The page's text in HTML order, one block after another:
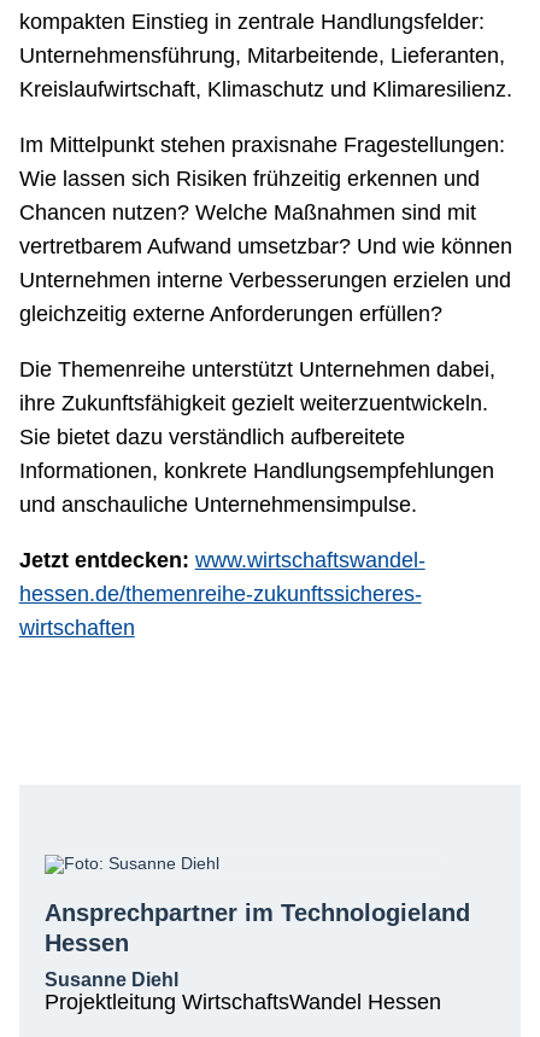
kompakten Einstieg in zentrale Handlungsfelder:
Unternehmensführung, Mitarbeitende, Lieferanten,
Kreislaufwirtschaft, Klimaschutz und Klimaresilienz.
Im Mittelpunkt stehen praxisnahe Fragestellungen:
Wie lassen sich Risiken frühzeitig erkennen und
Chancen nutzen? Welche Maßnahmen sind mit
vertretbarem Aufwand umsetzbar? Und wie können
Unternehmen interne Verbesserungen erzielen und
gleichzeitig externe Anforderungen erfüllen?
Die Themenreihe unterstützt Unternehmen dabei,
ihre Zukunftsfähigkeit gezielt weiterzuentwickeln.
Sie bietet dazu verständlich aufbereitete
Informationen, konkrete Handlungsempfehlungen
und anschauliche Unternehmensimpulse.
Jetzt entdecken: www.wirtschaftswandel-
hessen.de/themenreihe-zukunftssicheres-
wirtschaften
Ansprechpartner im Technologieland
Hessen
Susanne Diehl
Projektleitung WirtschaftsWandel Hessen